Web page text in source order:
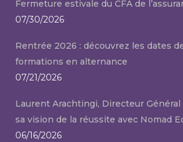
Fermeture estivale du CFA de
07/30/2026
Rentrée 2026 : découvrez les dates
formations en alternance
07/21/2026
Laurent Arachtingi, Directeur Général
sa vision de la réussite avec Nomad
06/16/2026